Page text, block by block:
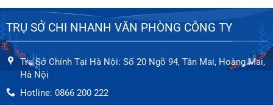
hộ gia đình,
công xưởng
khảo sát
công trình
Bảng giá sửa chữa – lắp đặt – bảo dưỡng
máy lọc nước tại Ngọc Thạch
TRỤ SỞ CHI NHANH VĂN PHÒNG CÔNG TY
Trụ Sở Chính Tại Hà Nội: Số 20 Ngõ 94, Tân Mai, Hoàng Mai,
Hà Nội
Hotline: 0866 200 222